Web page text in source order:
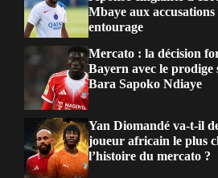
Mbaye aux accusations
entourage
Mercato : la décision
Bayern avec le prodige
Bara Sapoko Ndiaye
Yan Diomandé va-t-il
joueur africain le plus
l’histoire du mercato ?